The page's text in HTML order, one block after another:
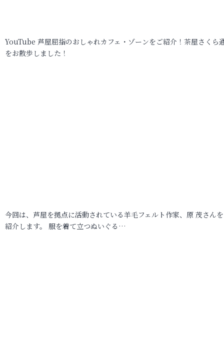
YouTube 芦屋屈指のおしゃれカフェ・ゾーンをご紹介！茶屋さくら
をお散歩しました！
今回は、芦屋を拠点に活動されている羊毛フェルト作家、原 茂さん
紹介します。 服を着て立つぬいぐる…